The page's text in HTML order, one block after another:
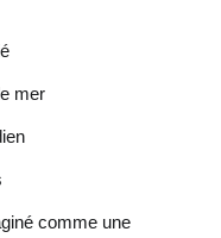
mer
comme une